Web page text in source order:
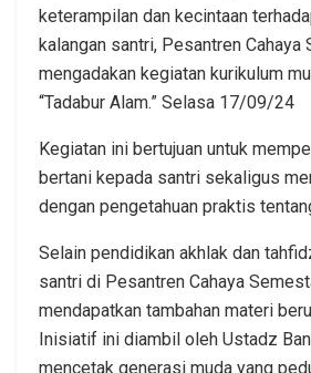
keterampilan dan kecintaan
kalangan santri, Pesantren Cahaya
mengadakan kegiatan kurikulum
“Tadabur Alam.” Selasa 17/09/24
Kegiatan ini bertujuan untuk
bertani kepada santri sekaligus
dengan pengetahuan praktis
Selain pendidikan akhlak dan
santri di Pesantren Cahaya
mendapatkan tambahan materi
Inisiatif ini diambil oleh Ustadz
mencetak generasi muda yang